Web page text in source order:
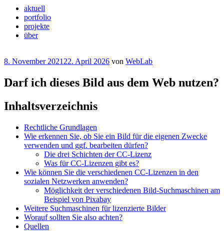
aktuell
portfolio
projekte
über
Veröffentlicht
8. November 2021 22. April 2026 von WebLab
Darf ich dieses Bild aus dem Web nutzen?
Inhaltsverzeichnis
Rechtliche Grundlagen
Wie erkennen Sie, ob Sie ein Bild für die eigenen Zwecke
verwenden und ggf. bearbeiten dürfen?
Die drei Schichten der CC-Lizenz
Was für CC-Lizenzen gibt es?
Wie können Sie die verschiedenen CC-Lizenzen in den
sozialen Netzwerken anwenden?
Möglichkeit der verschiedenen Bild-Suchmaschinen am
Beispiel von Pixabay
Weitere Suchmaschinen für lizenzierte Bilder
Worauf sollten Sie also achten?
Quellen